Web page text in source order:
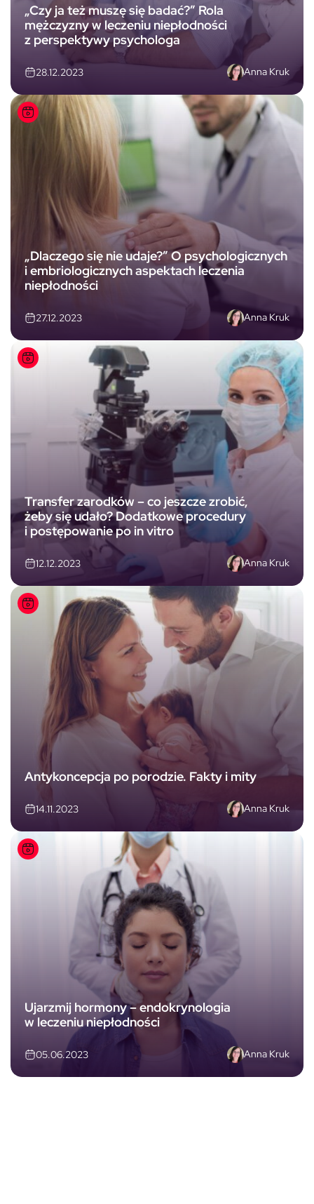
„Czy ja też muszę się badać?” Rola
mężczyzny w leczeniu niepłodności
z perspektywy psychologa
28.12.2023 Anna Kruk
„Dlaczego się nie udaje?” O psychologicznych
i embriologicznych aspektach leczenia
niepłodności
27.12.2023 Anna Kruk
Transfer zarodków – co jeszcze zrobić,
żeby się udało? Dodatkowe procedury
i postępowanie po in vitro
12.12.2023 Anna Kruk
Antykoncepcja po porodzie. Fakty i mity
14.11.2023 Anna Kruk
Ujarzmij hormony – endokrynologia
w leczeniu niepłodności
05.06.2023 Anna Kruk